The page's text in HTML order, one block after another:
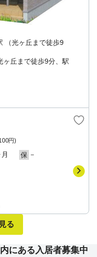
（光ヶ丘まで徒歩9
ヶ丘まで徒歩9分、駅
円)
保 －
る
にある入居者募集中